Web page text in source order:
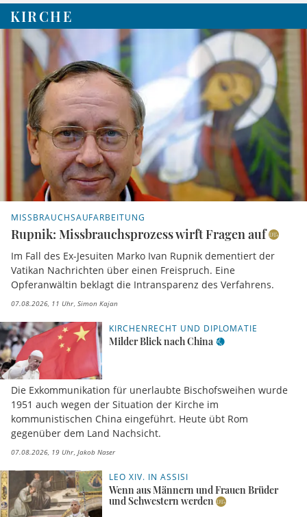
KIRCHE
MISSBRAUCHSAUFARBEITUNG
Rupnik: Missbrauchsprozess wirft Fragen auf
Im Fall des Ex-Jesuiten Marko Ivan Rupnik dementiert der
Vatikan Nachrichten über einen Freispruch. Eine
Opferanwältin beklagt die Intransparenz des Verfahrens.
07.08.2026, 11 Uhr Simon Kajan
KIRCHENRECHT UND DIPLOMATIE
Milder Blick nach China
Die Exkommunikation für unerlaubte Bischofsweihen wurde
1951 auch wegen der Situation der Kirche im
kommunistischen China eingeführt. Heute übt Rom
gegenüber dem Land Nachsicht.
07.08.2026, 19 Uhr Jakob Naser
LEO XIV. IN ASSISI
Wenn aus Männern und Frauen Brüder
und Schwestern werden